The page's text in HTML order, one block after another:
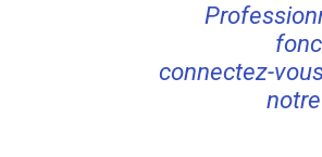
connectez-